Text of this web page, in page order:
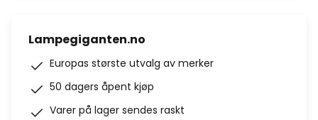
Lampegiganten.no
Europas største utvalg av merker
50 dagers åpent kjøp
Varer på lager sendes raskt